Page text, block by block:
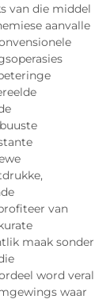
van die middel
aanvalle
van
maak sonder
word veral
waar